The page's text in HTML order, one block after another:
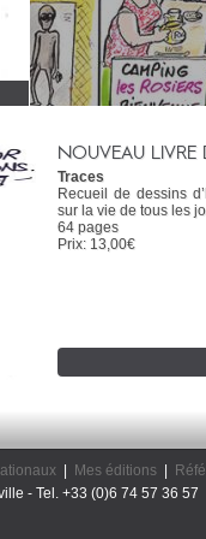
NOUVEAU LIVRE
Traces
Recueil de dessins
sur la vie de tous les
64 pages
Prix: 13,00€
| Mes éditions|
- Tel. +33 (0)6 74 57 36 57